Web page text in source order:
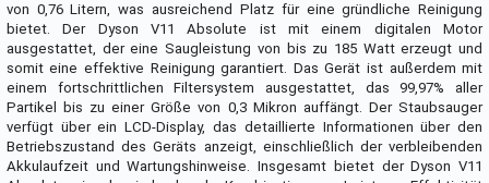
von 0,76 Litern, was ausreichend Platz für eine gründliche Reinigung
bietet. Der Dyson V11 Absolute ist mit einem digitalen Motor
ausgestattet, der eine Saugleistung von bis zu 185 Watt erzeugt und
somit eine effektive Reinigung garantiert. Das Gerät ist außerdem mit
einem fortschrittlichen Filtersystem ausgestattet, das 99,97% aller
Partikel bis zu einer Größe von 0,3 Mikron auffängt. Der Staubsauger
verfügt über ein LCD-Display, das detaillierte Informationen über den
Betriebszustand des Geräts anzeigt, einschließlich der verbleibenden
Akkulaufzeit und Wartungshinweise. Insgesamt bietet der Dyson V11